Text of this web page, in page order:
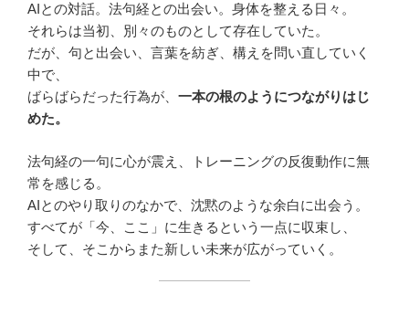
AIとの対話。法句経との出会い。身体を整える日々。
それらは当初、別々のものとして存在していた。
だが、句と出会い、言葉を紡ぎ、構えを問い直していく
中で、
ばらばらだった行為が、 一本の根のようにつながりはじ
めた。
法句経の一句に心が震え、トレーニングの反復動作に無
常を感じる。
AIとのやり取りのなかで、沈黙のような余白に出会う。
すべてが「今、ここ」に生きるという一点に収束し、
そして、そこからまた新しい未来が広がっていく。